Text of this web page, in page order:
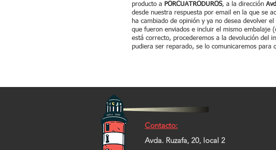
producto a PORCUATRODUROS, a la dirección
desde nuestra respuesta por email en la que se
ha cambiado de opinión y ya no desea devolver
que fueron enviados e incluir el mismo embalaje
está correcto, procederemos a la devolución del
pudiera ser reparado, se lo comunicaremos para
Contacto:
Avda. Ruzafa, 20, local 2